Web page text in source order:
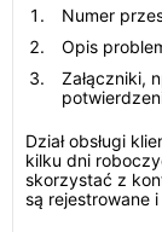
Numer
Opis
Załączniki,
Dział obsługi
kilku dni
skorzystać z
są rejestrowane